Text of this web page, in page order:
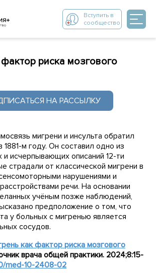
Вступить в
сообщество
риска мозгового
НА РАССЫЛКУ
мигрени и инсульта обратил
м году. Он составил одно из
и исчерпывающих описаний 12-ти
страдали от классической мигрени в
нарушениями и
речи. На основании
учёным позже наблюдений,
предположение о том, что
у больных с мигренью является
сосудов.
как фактор риска мозгового
врача общей практики. 2024;8:15-
med-10-2408-02